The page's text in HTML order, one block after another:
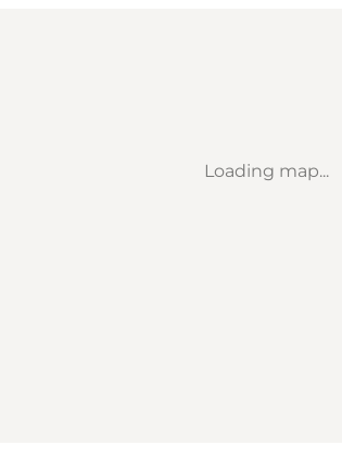
Loading map...